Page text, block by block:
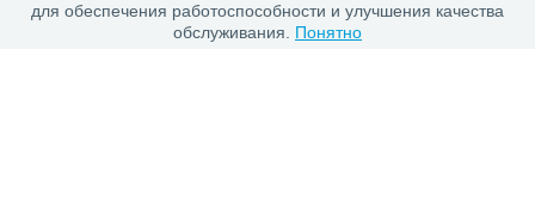
для обеспечения работоспособности и улучшения качества
обслуживания. Понятно
Каталог